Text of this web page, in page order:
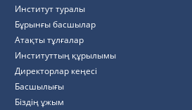
Институт туралы
Бұрынғы басшылар
Атақты тұлғалар
Институттың құрылымы
Директорлар кеңесі
Басшылығы
Біздің ұжым